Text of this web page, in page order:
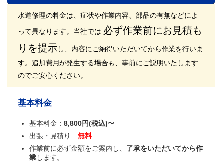
水道修理の料金は、症状や作業内容、部品の有無などによ
って異なります。 当社では 必ず作業前にお見積も
りを提示し、内容にご納得いただいてから作業を行いま
す。 追加費用が発生する場合も、事前にご説明いたします
のでご安心ください。
基本料金
基本料金：8,800円(税込)〜
出張・見積り無料
作業前に必ず金額をご案内し、 了承をいただいてから作
業します。